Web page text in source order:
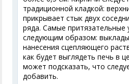
традиционной кладкой:
прикрывает стык двух
ряда. Самые притязательные
следующим образом:
нанесения сцепляющего
как будет выглядеть печь в
может подсказать, что
добавить.